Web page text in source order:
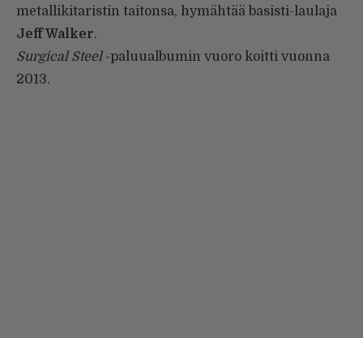
metallikitaristin taitonsa, hymähtää basisti-laulaja
Jeff Walker.
Surgical Steel-paluualbumin vuoro koitti vuonna
2013.